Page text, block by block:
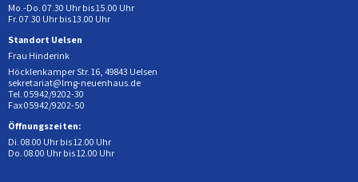
Mo.-Do. 07.30 Uhr bis 15.00 Uhr
Fr. 07.30 Uhr bis 13.00 Uhr
Standort Uelsen
Frau Hinderink
Höcklenkamper Str. 16, 49843 Uelsen
sekretariat@lmg-neuenhaus.de
Tel. 05942/9202-30
Fax 05942/9202-50
Öffnungszeiten:
Di. 08.00 Uhr bis 12.00 Uhr
Do. 08.00 Uhr bis 12.00 Uhr